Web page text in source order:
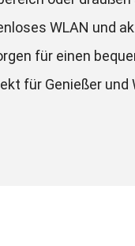
WLAN und
für einen
für Genießer und